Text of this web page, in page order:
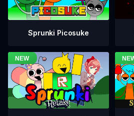
Sprunki Picosuke